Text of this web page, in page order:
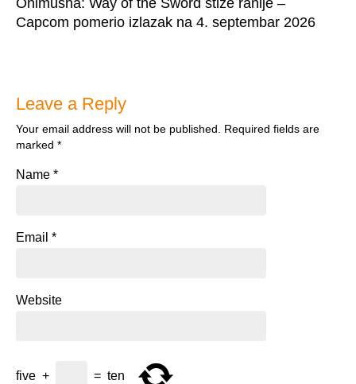
Onimusha: Way of the Sword stiže ranije –
Capcom pomerio izlazak na 4. septembar 2026
Leave a Reply
Your email address will not be published. Required fields are
marked *
Name *
Email *
Website
five + = ten